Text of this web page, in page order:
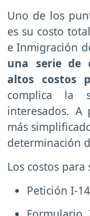
Uno de los
es su costo
e Inmigración
una serie de
altos costos
complica la
interesados.
más
determinación
Los costos para
Petición I-